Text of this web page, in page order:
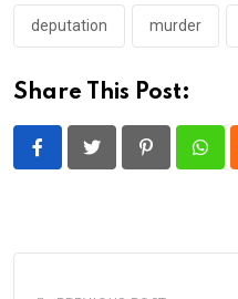
deputation murder
Share This Post:
Pinterest